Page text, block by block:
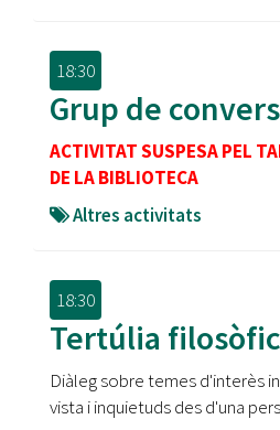
18:30
Grup de
ACTIVITAT SUSPESA PEL
DE LA BIBLIOTECA
Altres activitats
18:30
Tertúlia
Diàleg sobre temes d'interès
vista i inquietuds des d'una